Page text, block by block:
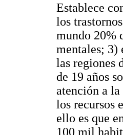
Establece
los
mundo 20%
mentales; 3)
las regiones
de 19 años
atención a
los recursos
ello es que
100 mil